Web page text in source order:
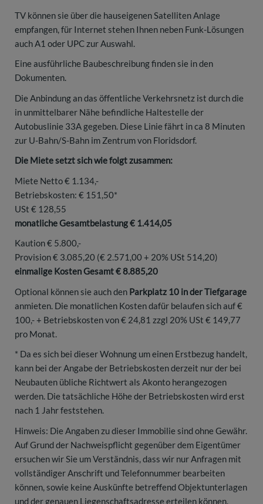
TV können sie über die hauseigenen Satelliten Anlage
empfangen, für Internet stehen Ihnen neben Funk-Lösungen
auch A1 oder UPC zur Auswahl.
Eine ausführliche Baubeschreibung finden sie in den
Dokumenten.
Die Anbindung an das öffentliche Verkehrsnetz ist durch die
in unmittelbarer Nähe befindliche Haltestelle der
Autobuslinie 33A gegeben. Diese Linie fährt in ca 8 Minuten
zur U-Bahn/S-Bahn im Zentrum von Floridsdorf.
Die Miete setzt sich wie folgt zusammen:
Miete Netto € 1.134,-
Betriebskosten: € 151,50*
USt € 128,55
monatliche Gesamtbelastung € 1.414,05
Kaution € 5.800,-
Provision € 3.085,20 (€ 2.571,00 + 20% USt 514,20)
einmalige Kosten Gesamt € 8.885,20
Optional können sie auch den Parkplatz 10 in der Tiefgarage
anmieten. Die monatlichen Kosten dafür belaufen sich auf €
100,- + Betriebskosten von € 24,81 zzgl 20% USt € 149,77
pro Monat.
* Da es sich bei dieser Wohnung um einen Erstbezug handelt,
kann bei der Angabe der Betriebskosten derzeit nur der bei
Neubauten übliche Richtwert als Akonto herangezogen
werden. Die tatsächliche Höhe der Betriebskosten wird erst
nach 1 Jahr feststehen.
Hinweis: Die Angaben zu dieser Immobilie sind ohne Gewähr.
Auf Grund der Nachweispflicht gegenüber dem Eigentümer
ersuchen wir Sie um Verständnis, dass wir nur Anfragen mit
vollständiger Anschrift und Telefonnummer bearbeiten
können, sowie keine Auskünfte betreffend Objektunterlagen
und der genauen Liegenschaftsadresse erteilen können.